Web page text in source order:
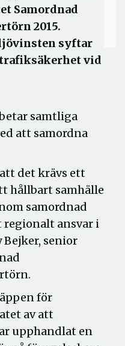
Samordnad
2015.
syftar
vid
samtliga
att samordna
det krävs ett
hållbart samhälle
samordnad
ansvar i
senior
för
av att
upphandlat en